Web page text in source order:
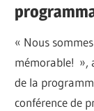
« Nous
mémorable! »,
de la
conférence de